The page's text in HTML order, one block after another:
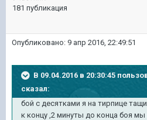
181 публикация
Опубликовано: 9 апр 2016, 22:49:51
В 09.04.2016 в 20:30:45
сказал:
бой с десятками я на тирпице
к концу ,2 минуты до конца боя